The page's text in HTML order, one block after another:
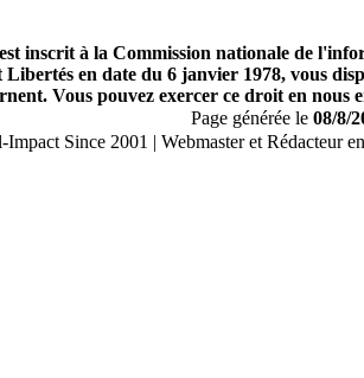
inscrit à la Commission nationale de
en date du 6 janvier 1978, vous
Vous pouvez exercer ce droit en
Page générée le 08/8/
Since 2001 | Webmaster et Rédacteur